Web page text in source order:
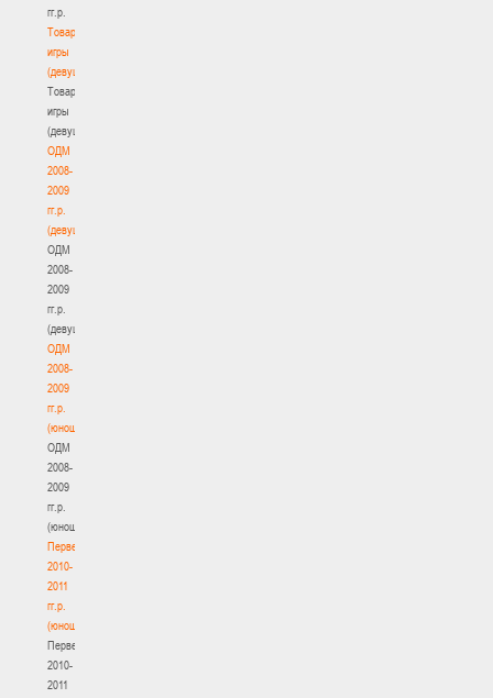
гг.р.
Товарищеские
игры
(девушки)
Товарищеские
игры
(девушки)
ОДМ
2008-
2009
гг.р.
(девушки)
ОДМ
2008-
2009
гг.р.
(девушки)
ОДМ
2008-
2009
гг.р.
(юноши)
ОДМ
2008-
2009
гг.р.
(юноши)
Первенство
2010-
2011
гг.р.
(юноши)
Первенство
2010-
2011